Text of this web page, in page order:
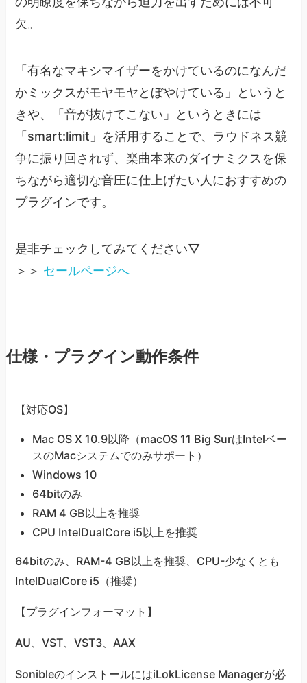
欠。
「有名なマキシマイザーをかけているのになんだ
かミックスがモヤモヤとぼやけている」というと
きや、「音が抜けてこない」というときには
「smart:limit」を活用することで、ラウドネス競
争に振り回されず、楽曲本来のダイナミクスを保
ちながら適切な音圧に仕上げたい人におすすめの
プラグインです。
是非チェックしてみてください▽
＞＞ セールページへ
仕様・プラグイン動作条件
【対応OS】
Mac OS X 10.9以降（macOS 11 Big SurはIntelベー
スのMacシステムでのみサポート）
Windows 10
64bitのみ
RAM 4 GB以上を推奨
CPU IntelDualCore i5以上を推奨
64bitのみ、RAM-4 GB以上を推奨、CPU-少なくとも
IntelDualCore i5（推奨）
【プラグインフォーマット】
AU、VST、VST3、AAX
SonibleのインストールにはiLokLicense Managerが必